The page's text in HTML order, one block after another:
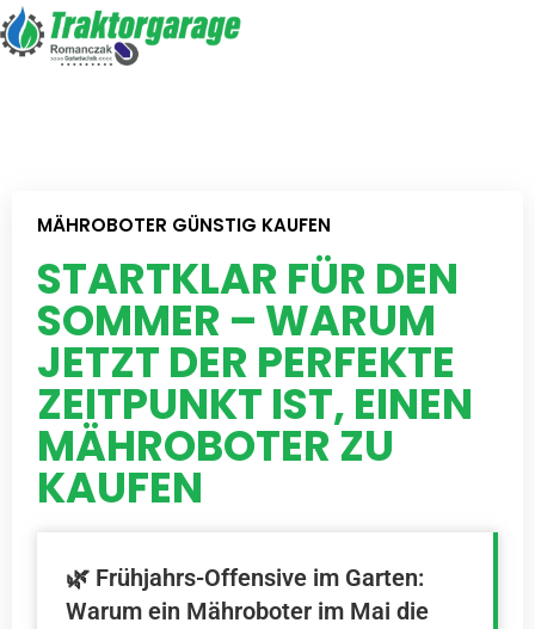
MÄHROBOTER GÜNSTIG KAUFEN
STARTKLAR FÜR DEN
SOMMER – WARUM
JETZT DER PERFEKTE
ZEITPUNKT IST, EINEN
MÄHROBOTER ZU
KAUFEN
🌿 Frühjahrs-Offensive im Garten:
Warum ein Mähroboter im Mai die